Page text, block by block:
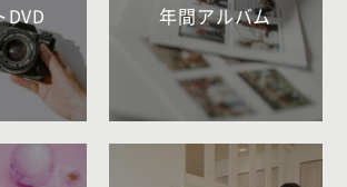
DVD 年間アルバム